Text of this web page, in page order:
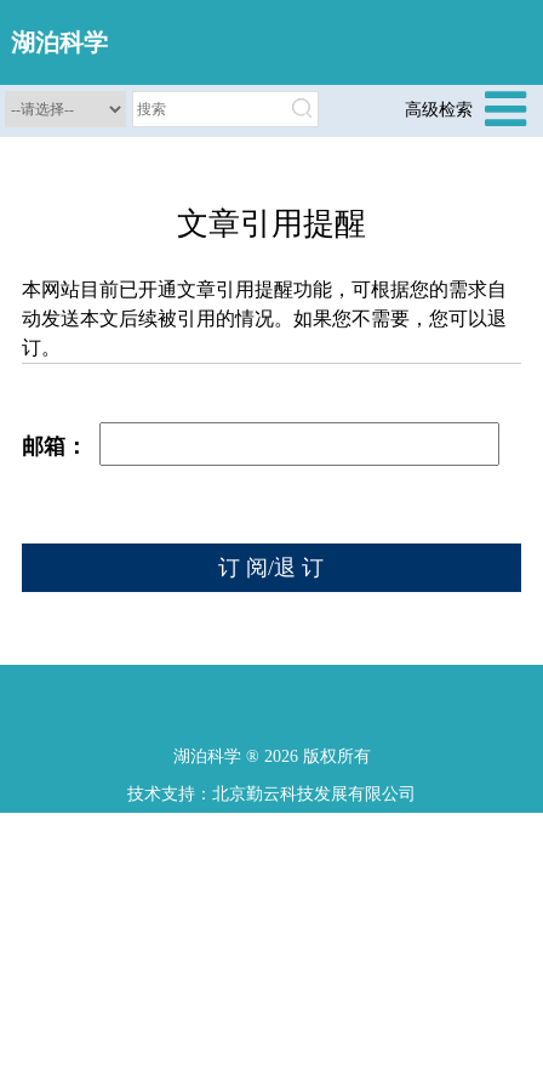
湖泊科学
高级检索
文章引用提醒
本网站目前已开通文章引用提醒功能，可根据您的需求自
动发送本文后续被引用的情况。如果您不需要，您可以退
订。
邮箱：
湖泊科学 ® 2026 版权所有
技术支持：北京勤云科技发展有限公司